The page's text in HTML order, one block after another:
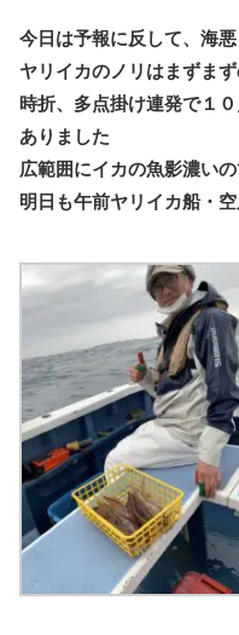
今日は予報に反して、海
ヤリイカのノリはまずま
時折、多点掛け連発で１
ありました
広範囲にイカの魚影濃い
明日も午前ヤリイカ船・